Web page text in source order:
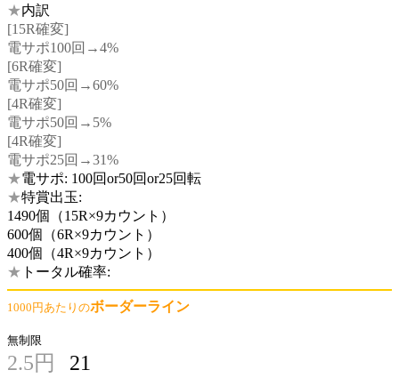
★内訳
[15R確変]
電サポ100回→4%
[6R確変]
電サポ50回→60%
[4R確変]
電サポ50回→5%
[4R確変]
電サポ25回→31%
★電サポ: 100回or50回or25回転
★特賞出玉:
1490個（15R×9カウント）
600個（6R×9カウント）
400個（4R×9カウント）
★ トータル確率:
1000円あたりのボーダーライン
無制限
2.5円
21